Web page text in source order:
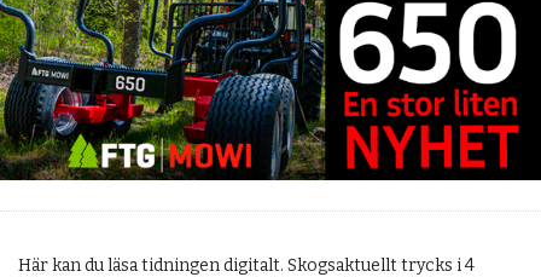
ANNONSERA
OM OSS
BUTIK
Här kan du läsa tidningen digitalt. Skogsaktuellt trycks i 4